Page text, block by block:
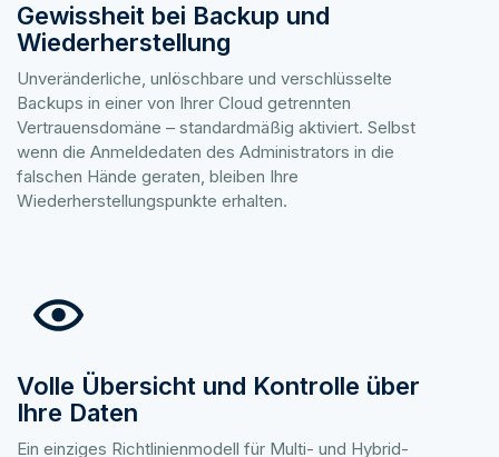
Gewissheit bei Backup und
Wiederherstellung
Unveränderliche, unlöschbare und verschlüsselte
Backups in einer von Ihrer Cloud getrennten
Vertrauensdomäne – standardmäßig aktiviert. Selbst
wenn die Anmeldedaten des Administrators in die
falschen Hände geraten, bleiben Ihre
Wiederherstellungspunkte erhalten.
Volle Übersicht und Kontrolle über
Ihre Daten
Ein einziges Richtlinienmodell für Multi- und Hybrid-